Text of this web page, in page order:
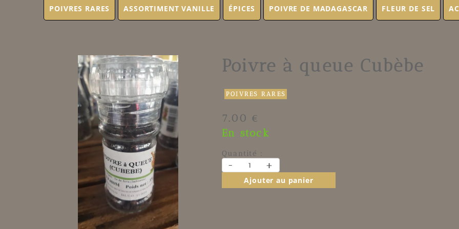
POIVRES RARES ASSORTIMENT VANILLE ÉPICES POIVRE DE MADAGASCAR FLEUR DE SEL
Poivre à queue Cubèbe
POIVRES RARES
7.00 €
En stock
Quantité :
- +
Ajouter au panier